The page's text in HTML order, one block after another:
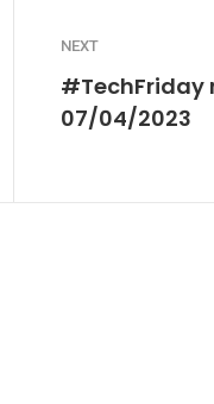
NEXT
#TechFriday
07/04/2023